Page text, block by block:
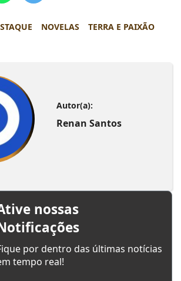
NOVELAS TERRA E PAIXÃO
Autor(a):
Renan Santos
nossas
por dentro das últimas notícias
tempo real!